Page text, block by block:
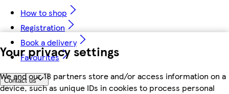
Your privacy settings
We and our 18 partners store and/or access information on a
device, such as unique IDs in cookies to process personal
How to shop
Registration
Book a delivery
Favourites
Contact us